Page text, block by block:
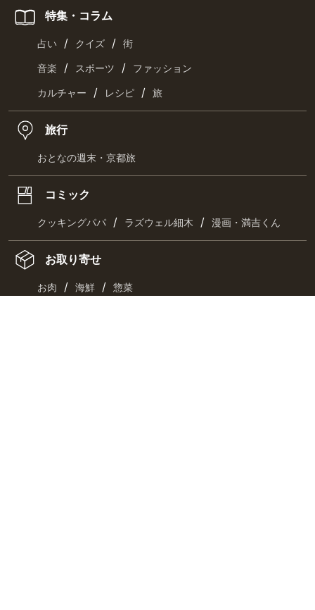
特集・コラム
占い / クイズ / 街
音楽 / スポーツ / ファッション
カルチャー / レシピ / 旅
旅行
おとなの週末・京都旅
コミック
クッキングパパ / ラズウェル細木 / 漫画・満吉くん
お取り寄せ
お肉 / 海鮮 / 惣菜